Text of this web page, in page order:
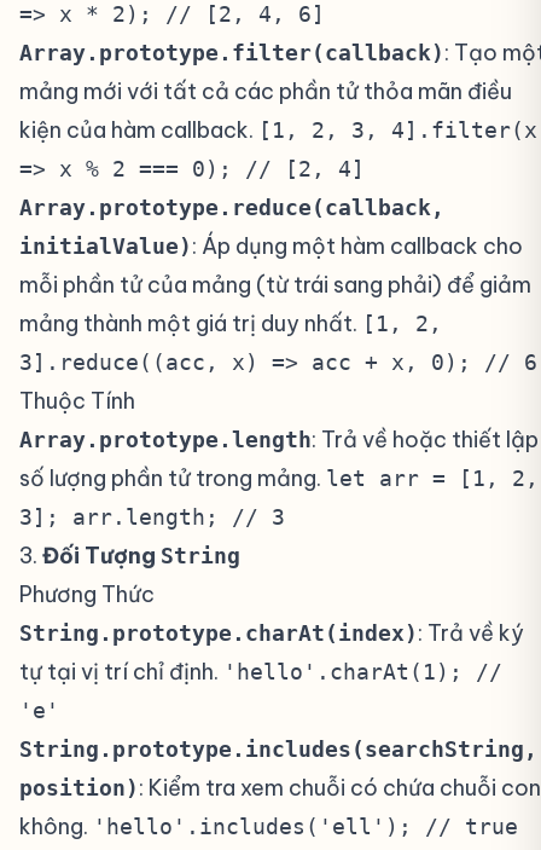
=> x * 2); // [2, 4, 6]
Array.prototype.filter(callback): Tạo
mảng mới với tất cả các phần tử thỏa mãn điều
kiện của hàm callback. [1, 2, 3, 4].filter(x
=> x % 2 === 0); // [2, 4]
Array.prototype.reduce(callback,
initialValue): Áp dụng một hàm callback cho
mỗi phần tử của mảng (từ trái sang phải) để giảm
mảng thành một giá trị duy nhất. [1, 2,
3].reduce((acc, x) => acc + x, 0); // 6
Thuộc Tính
Array.prototype.length: Trả về hoặc thiết lập
số lượng phần tử trong mảng. let arr = [1, 2,
3]; arr.length; // 3
3. Đối Tượng String
Phương Thức
String.prototype.charAt(index): Trả về ký
tự tại vị trí chỉ định. 'hello'.charAt(1); //
'e'
String.prototype.includes(searchString,
position): Kiểm tra xem chuỗi có chứa chuỗi con
không. 'hello'.includes('ell'); // true